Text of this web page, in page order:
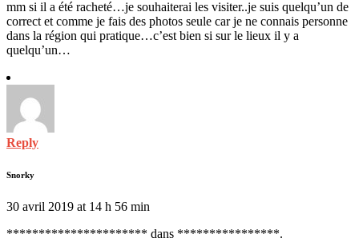
mm si il a été racheté…je souhaiterai les visiter..je suis quelqu’un de
correct et comme je fais des photos seule car je ne connais personne
dans la région qui pratique…c’est bien si sur le lieux il y a
quelqu’un…
Reply
Snorky
30 avril 2019 at 14 h 56 min
********************** dans ****************.